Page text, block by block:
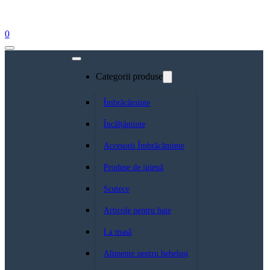
0
Categorii produse
Îmbrăcăminte
Încălțăminte
Accesorii Îmbrăcăminte
Produse de igienă
Scutece
Articole pentru baie
La masă
Alimente pentru bebeluși